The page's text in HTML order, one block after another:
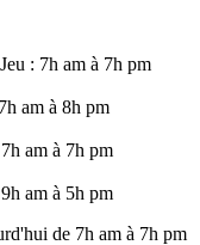
: 7h am à 7h pm
am à 8h pm
am à 7h pm
am à 5h pm
de 7h am à 7h pm